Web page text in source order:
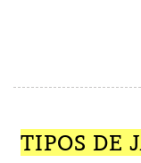
TIPOS DE